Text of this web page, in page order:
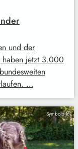
und der
haben jetzt 3.000
…
Symbolbild